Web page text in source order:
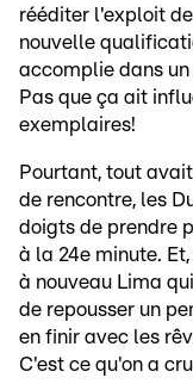
rééditer l'exploit
nouvelle
accomplie dans
Pas que ça ait
exemplaires!
Pourtant, tout
de rencontre, les
doigts de prendre
à la 24e minute.
à nouveau Lima
de repousser un
en finir avec les
C'est ce qu'on a